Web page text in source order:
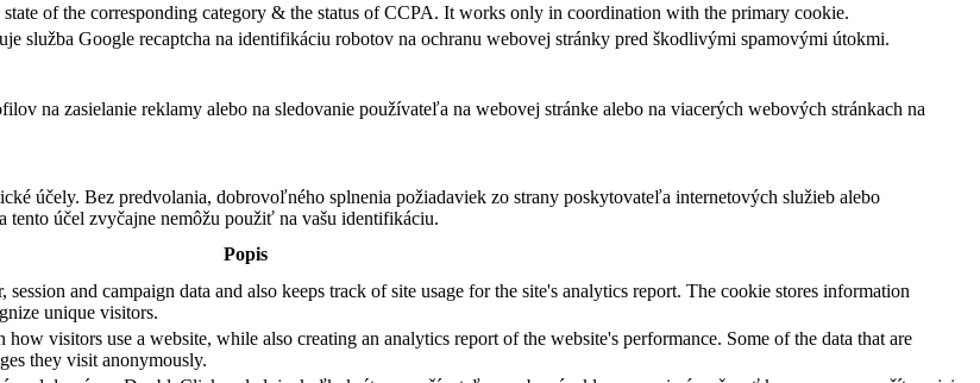
state of the corresponding category & the status of CCPA. It works only in coordination with the primary cookie.
služba Google recaptcha na identifikáciu robotov na ochranu webovej stránky pred škodlivými spamovými útokmi.
na zasielanie reklamy alebo na sledovanie používateľa na webovej stránke alebo na viacerých webových stránkach na
účely. Bez predvolania, dobrovoľného splnenia požiadaviek zo strany poskytovateľa internetových služieb alebo
tento účel zvyčajne nemôžu použiť na vašu identifikáciu.
Popis
and campaign data and also keeps track of site usage for the site's analytics report. The cookie stores information
unique visitors.
visitors use a website, while also creating an analytics report of the website's performance. Some of the data that are
they visit anonymously.